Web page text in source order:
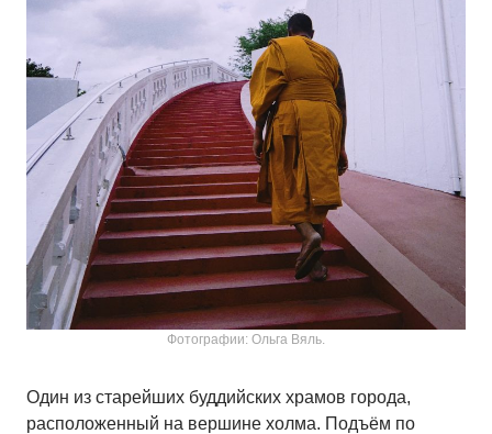
Фотографии: Ольга Вяль.
Один из старейших буддийских храмов города,
расположенный на вершине холма. Подъём по